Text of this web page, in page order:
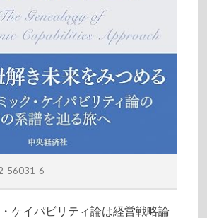
56031-6
ケイパビリティ論は経営戦略論